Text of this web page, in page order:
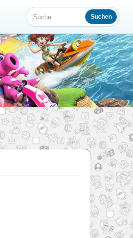
Suche Suchen